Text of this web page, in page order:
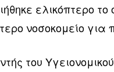
ελικόπτερο
νοσοκομείο για
του